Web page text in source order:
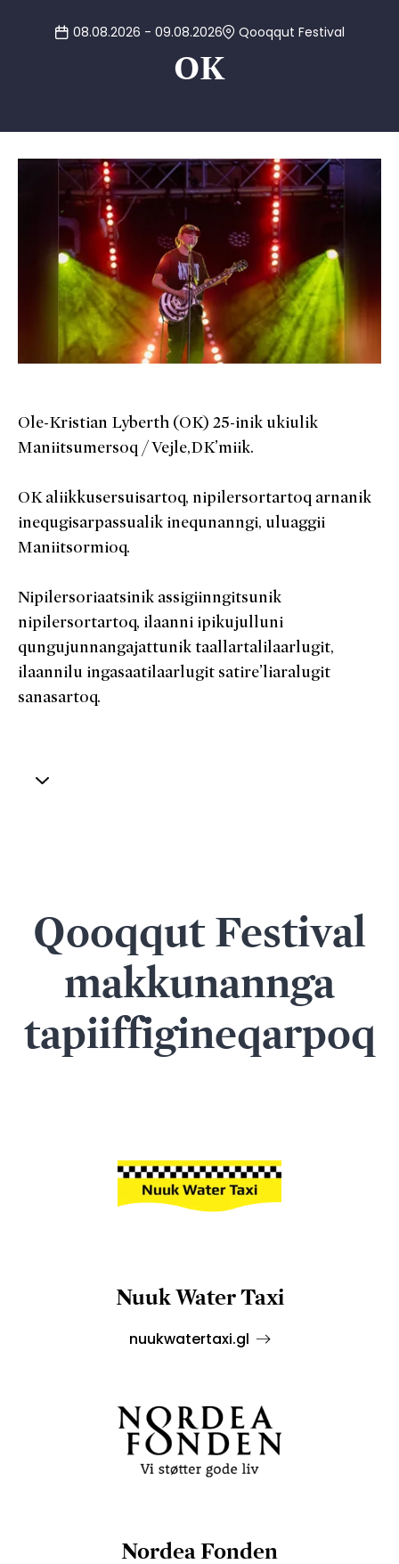
08.08.2026 - 09.08.2026 Qooqqut Festival
OK
Ole-Kristian Lyberth (OK) 25-inik ukiulik
Maniitsumersoq / Vejle,DK’miik.
OK aliikkusersuisartoq, nipilersortartoq arnanik
inequgisarpassualik inequnanngi, uluaggii
Maniitsormioq.
Nipilersoriaatsinik assigiinngitsunik
nipilersortartoq, ilaanni ipikujulluni
qungujunnangajattunik taallartalilaarlugit,
ilaannilu ingasaatilaarlugit satire’liaralugit
sanasartoq.
Qooqqut Festival
makkunannga
tapiiffigineqarpoq
Nuuk Water Taxi
nuukwatertaxi.gl
Nordea Fonden